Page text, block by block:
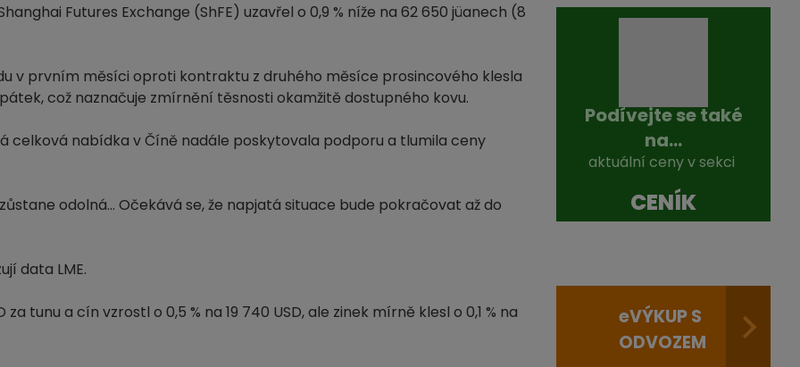
Futures Exchange (ShFE) uzavřel o 0,9 % níže na 62 650 jüanech (8
v prvním měsíci oproti kontraktu z druhého měsíce prosincového klesla
což naznačuje zmírnění těsnosti okamžitě dostupného kovu.
celková nabídka v Číně nadále poskytovala podporu a tlumila ceny
odolná... Očekává se, že napjatá situace bude pokračovat až do
data LME.
tunu a cín vzrostl o 0,5 % na 19 740 USD, ale zinek mírně klesl o 0,1 % na
Podívejte se také
na...
aktuální ceny v sekci
CENÍK
eVÝKUP S
ODVOZEM